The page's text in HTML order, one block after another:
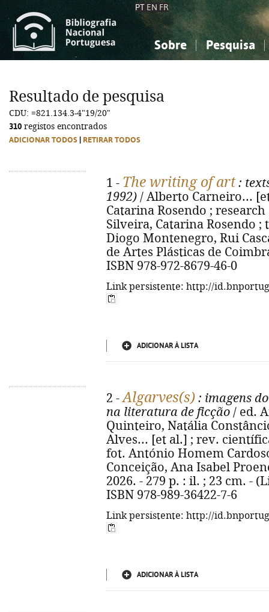
PT EN FR
Sobre Pesquisa
Ciências sociais...
Ciências sociais...
Resultado de pesquisa
CDU: =821.134.3-4"19/20"
310 registos encontrados
ADICIONAR TODOS RETIRAR TODOS
1 - The writing of art:
1992) / Alberto Carneiro...
Catarina Rosendo ;
Silveira, Catarina Rosendo
Diogo Montenegro, Rui
de Artes Plásticas de
ISBN 978-972-8679-46-0
Link persistente: http://
ADICIONAR À LISTA
2 -Algarves(s) : imagens
na literatura de ficção / ed.
Quinteiro, Natália
Alves... [et al.] ; rev.
fot. António Homem
Conceição, Ana Isabel
2026. - 279 p. : il. ; 23 cm. -
ISBN 978-989-36422-7-6
Link persistente: http://
ADICIONAR À LISTA